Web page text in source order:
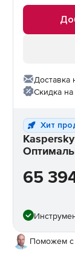
Доставка
Скидка на
Хит
65
Поможем